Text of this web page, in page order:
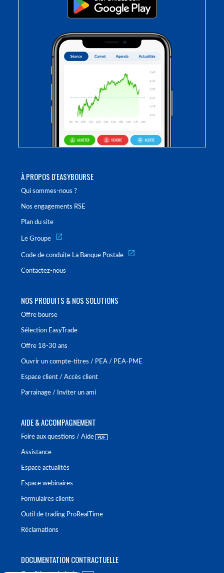
À PROPOS D'EASYBOURSE
Qui sommes-nous ?
Nos engagements RSE
Plan du site
Le Groupe
Code de conduite La Banque Postale
Contactez-nous
NOS PRODUITS & NOS SOLUTIONS
Offre bourse
Sélection EasyTrade
Offre 18-30 ans
Ouvrir un compte-titres / PEA / PEA-PME
Espace client / Accès client
Parrainage / Inviter un ami
AIDE & ACCOMPAGNEMENT
Foire aux questions / Aide
Assistance
Espace actualités
Espace webinaires
Formulaires clients
Outil de trading ProRealTime
Réclamations
DOCUMENTATION CONTRACTUELLE